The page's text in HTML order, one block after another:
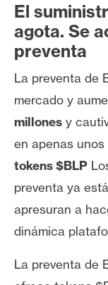
o
t
a
d
e
P
e
n
s
a
e
El
agota. Se
preventa
La preventa de
mercado y
millones y
en apenas
tokens $BLP
preventa ya
apresuran a
dinámica
La preventa de